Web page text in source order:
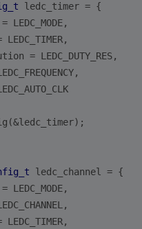
ledc_timer = {
LEDC_MODE,
LEDC_TIMER,
= LEDC_DUTY_RES,
ledc_channel = {
LEDC_MODE,
LEDC_TIMER,